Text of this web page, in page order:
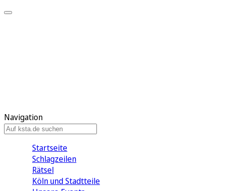
Navigation
Startseite
Schlagzeilen
Rätsel
Köln und Stadtteile